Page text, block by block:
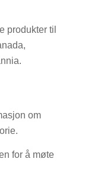
produkter til
om
for å møte